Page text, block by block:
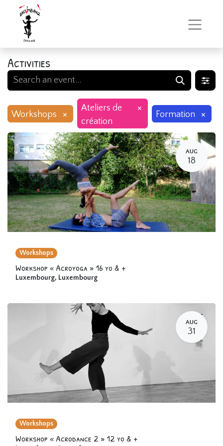
Activities
Workshops ×
Ateliers de
création
×
Formation ×
AUG
18
Workshops
Workshop « Acroyoga » 16 yo & +
Luxembourg, Luxembourg
AUG
31
Workshops
Workshop « Acrodance 2 » 12 yo & +